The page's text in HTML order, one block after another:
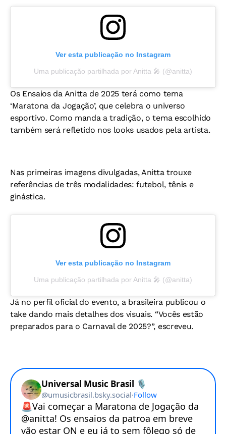
Ver esta publicação no Instagram
Uma publicação partilhada por Anitta 🎤 (@anitta)
Os Ensaios da Anitta de 2025 terá como tema
‘Maratona da Jogação’, que celebra o universo
esportivo. Como manda a tradição, o tema escolhido
também será refletido nos looks usados pela artista.
Nas primeiras imagens divulgadas, Anitta trouxe
referências de três modalidades: futebol, tênis e
ginástica.
Ver esta publicação no Instagram
Uma publicação partilhada por Anitta 🎤 (@anitta)
Já no perfil oficial do evento, a brasileira publicou o
take dando mais detalhes dos visuais. “Vocês estão
preparados para o Carnaval de 2025?”, escreveu.